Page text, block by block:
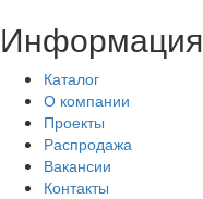
Информация
Каталог
О компании
Проекты
Распродажа
Вакансии
Контакты